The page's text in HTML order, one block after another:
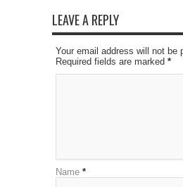
LEAVE A REPLY
Your email address will not be
Required fields are marked *
Name *